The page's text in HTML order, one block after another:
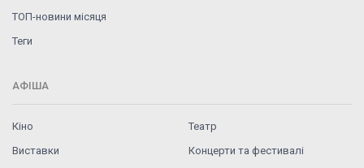
ТОП-новини місяця
Теги
АФІША
Кіно
Театр
Виставки
Концерти та фестивалі